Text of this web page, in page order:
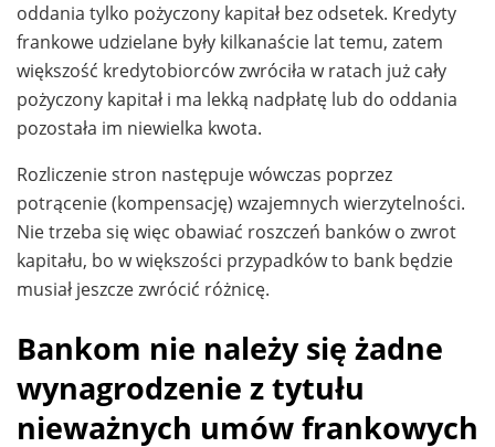
oddania tylko pożyczony kapitał bez odsetek. Kredyty
frankowe udzielane były kilkanaście lat temu, zatem
większość kredytobiorców zwróciła w ratach już cały
pożyczony kapitał i ma lekką nadpłatę lub do oddania
pozostała im niewielka kwota.
Rozliczenie stron następuje wówczas poprzez
potrącenie (kompensację) wzajemnych wierzytelności.
Nie trzeba się więc obawiać roszczeń banków o zwrot
kapitału, bo w większości przypadków to bank będzie
musiał jeszcze zwrócić różnicę.
Bankom nie należy się żadne
wynagrodzenie z tytułu
nieważnych umów frankowych